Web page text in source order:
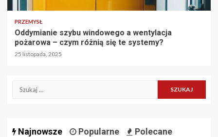
PRZEMYSŁ
Oddymianie szybu windowego a wentylacja
pożarowa – czym różnią się te systemy?
25 listopada, 2025
Szukaj:
Najnowsze Popularne Polecane